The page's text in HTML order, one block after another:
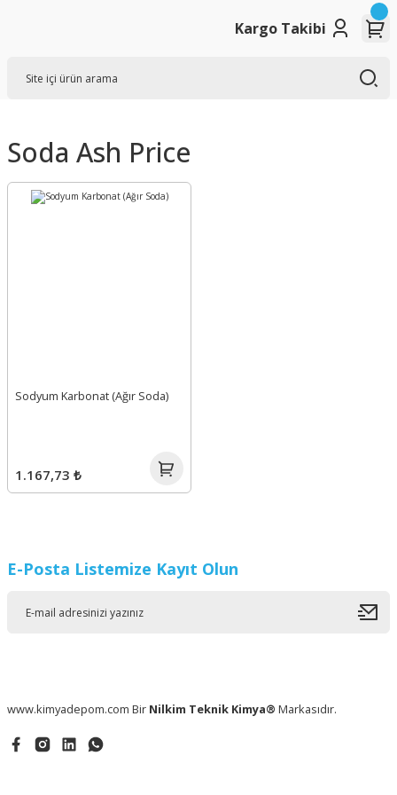
Kargo Takibi
Soda Ash Price
Sodyum Karbonat (Ağır Soda)
1.167,73 ₺
E-Posta Listemize Kayıt Olun
www.kimyadepom.com Bir Nilkim Teknik Kimya® Markasıdır.